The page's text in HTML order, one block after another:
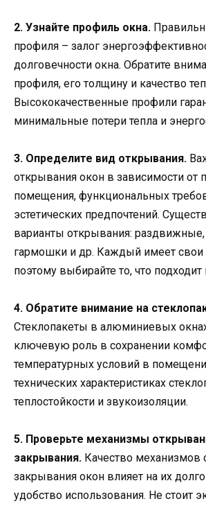
2. Узнайте профиль окна.
профиля – залог
долговечности окна. Обратите
профиля, его толщину и качество
Высококачественные профили
минимальные потери тепла и
3. Определите вид открывания.
открывания окон в зависимости от
помещения, функциональных
эстетических предпочтений.
варианты открывания:
гармошки и др. Каждый имеет свои
поэтому выбирайте то, что
4. Обратите внимание на
Стеклопакеты в алюминиевых
ключевую роль в сохранении
температурных условий в
технических характеристиках
теплостойкости и звукоизоляции.
5. Проверьте механизмы
закрывания. Качество механизмов
закрывания окон влияет на их
удобство использования. Не стоит